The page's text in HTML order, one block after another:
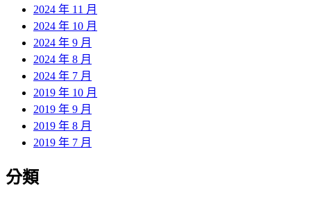
2024 年 11 月
2024 年 10 月
2024 年 9 月
2024 年 8 月
2024 年 7 月
2019 年 10 月
2019 年 9 月
2019 年 8 月
2019 年 7 月
分類